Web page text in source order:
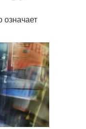
означает